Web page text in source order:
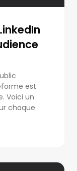
est
Voici un
chaque